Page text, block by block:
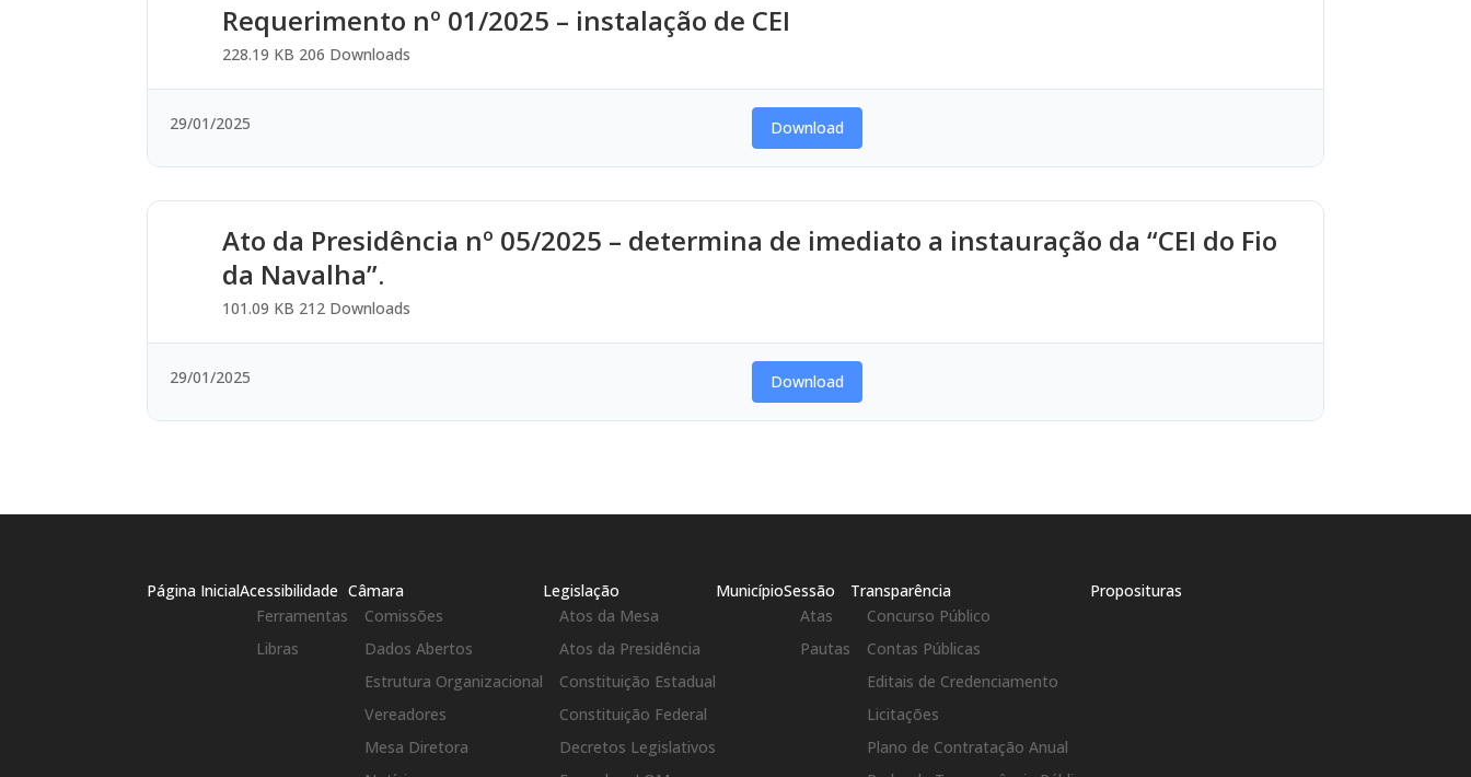
Requerimento nº 01/2025 – instalação de CEI
228.19 KB 206 Downloads
29/01/2025 Download
Ato da Presidência nº 05/2025 – determina de imediato a instauração da “CEI do Fio
da Navalha”.
101.09 KB 212 Downloads
29/01/2025 Download
Página InicialAcessibilidade
Ferramentas
Libras
Câmara
Comissões
Dados Abertos
Estrutura Organizacional
Vereadores
Mesa Diretora
Legislação
Atos da Mesa
Atos da Presidência
Constituição Estadual
Constituição Federal
Decretos Legislativos
MunicípioSessão
Atas
Pautas
Transparência
Concurso Público
Contas Públicas
Editais de Credenciamento
Licitações
Plano de Contratação Anual
Proposituras